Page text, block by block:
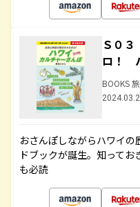
Ｓ０
ロ！
BOOKS
おさんぽしながらハワイ
ドブックが誕生。知って
も必読